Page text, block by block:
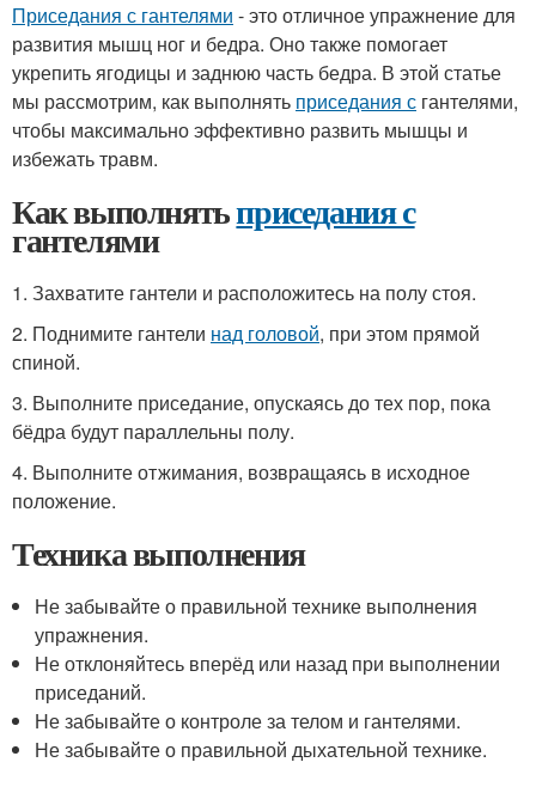
Приседания с гантелями - это отличное упражнение для
развития мышц ног и бедра. Оно также помогает
укрепить ягодицы и заднюю часть бедра. В этой статье
мы рассмотрим, как выполнять приседания с гантелями,
чтобы максимально эффективно развить мышцы и
избежать травм.
Как выполнятьприседания с
гантелями
1. Захватите гантели и расположитесь на полу стоя.
2. Поднимите гантели над головой, при этом прямой
спиной.
3. Выполните приседание, опускаясь до тех пор, пока
бёдра будут параллельны полу.
4. Выполните отжимания, возвращаясь в исходное
положение.
Техника выполнения
Не забывайте о правильной технике выполнения
упражнения.
Не отклоняйтесь вперёд или назад при выполнении
приседаний.
Не забывайте о контроле за телом и гантелями.
Не забывайте о правильной дыхательной технике.